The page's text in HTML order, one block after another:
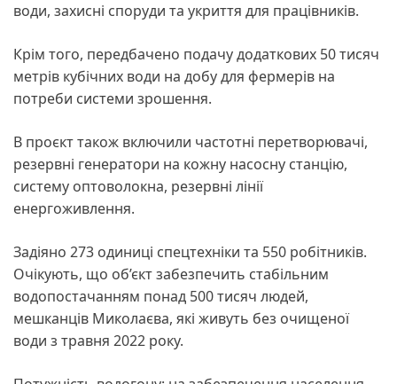
води, захисні споруди та укриття для працівників.
Крім того, передбачено подачу додаткових 50 тисяч
метрів кубічних води на добу для фермерів на
потреби системи зрошення.
В проєкт також включили частотні перетворювачі,
резервні генератори на кожну насосну станцію,
систему оптоволокна, резервні лінії
енергоживлення.
Задіяно 273 одиниці спецтехніки та 550 робітників.
Очікують, що об’єкт забезпечить стабільним
водопостачанням понад 500 тисяч людей,
мешканців Миколаєва, які живуть без очищеної
води з травня 2022 року.